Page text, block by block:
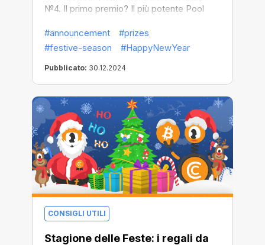
№4. Il primo premio? Il più potente Pool
solo i primi 100 partecipanti parteciperanno
al sorteggio e il numero 1 riceverà il premio
principale.
#announcement
#prizes
#festive-season
#HappyNewYear
Pubblicato: 30.12.2024
CONSIGLI UTILI
Stagione delle Feste: i regali da